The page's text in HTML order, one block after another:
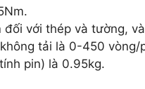
đối với thép và tường,
tải là 0-450
pin) là 0.95kg.